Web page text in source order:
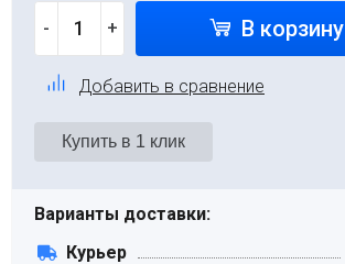
- + В корзину
Добавить в сравнение
Варианты доставки:
Курьер